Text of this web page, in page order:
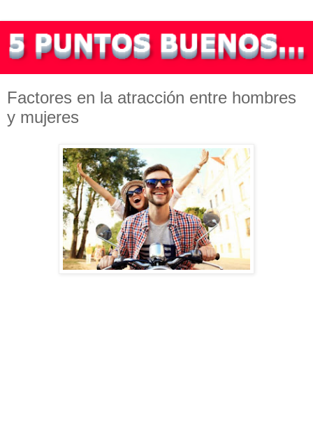
Factores en la atracción entre hombres
y mujeres